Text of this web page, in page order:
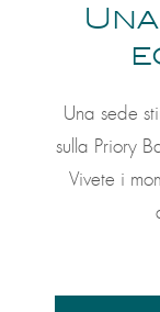
Una sede
sulla Priory
Vivete i